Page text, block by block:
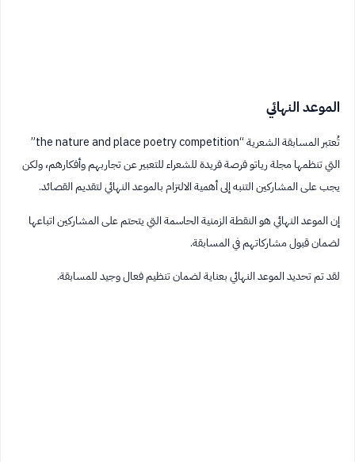
الموعد النهائي
تُعتبر المسابقة الشعرية “the nature and place poetry competition”
التي تنظمها مجلة رياتو فرصة فريدة للشعراء للتعبير عن تجاربهم وأفكارهم، ولكن
يجب على المشاركين التنبه إلى أهمية الالتزام بالموعد النهائي لتقديم القصائد.
إن الموعد النهائي هو النقطة الزمنية الحاسمة التي يتحتم على المشاركين اتباعها
لضمان قبول مشاركاتهم في المسابقة.
لقد تم تحديد الموعد النهائي بعناية لضمان تنظيم فعال وجيد للمسابقة.